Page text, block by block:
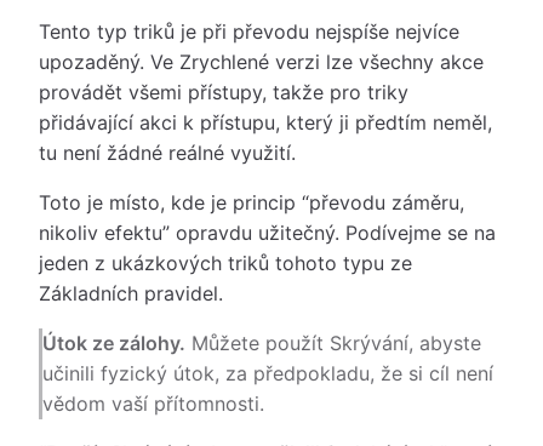
Tento typ triků je při převodu nejspíše nejvíce
upozaděný. Ve Zrychlené verzi lze všechny akce
provádět všemi přístupy, takže pro triky
přidávající akci k přístupu, který ji předtím neměl,
tu není žádné reálné využití.
Toto je místo, kde je princip “převodu záměru,
nikoliv efektu” opravdu užitečný. Podívejme se na
jeden z ukázkových triků tohoto typu ze
Základních pravidel.
Útok ze zálohy. Můžete použít Skrývání, abyste
učinili fyzický útok, za předpokladu, že si cíl není
vědom vaší přítomnosti.